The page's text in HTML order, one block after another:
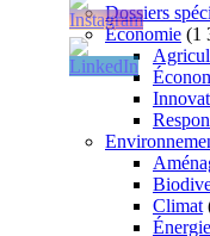
Dossiers
Économie (1
Climat
Énergie